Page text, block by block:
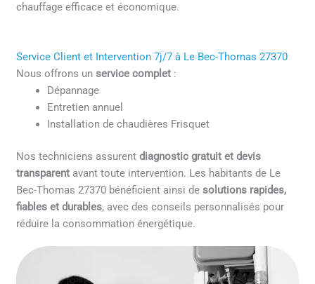
chauffage efficace et économique.
Service Client et Intervention 7j/7 à Le Bec-Thomas 27370
Nous offrons unservice complet :
Dépannage
Entretien annuel
Installation de chaudières Frisquet
Nos techniciens assurentdiagnostic gratuit et devis
transparent avant toute intervention. Les habitants de Le
Bec-Thomas 27370 bénéficient ainsi desolutions rapides,
fiables et durables, avec des conseils personnalisés pour
réduire la consommation énergétique.